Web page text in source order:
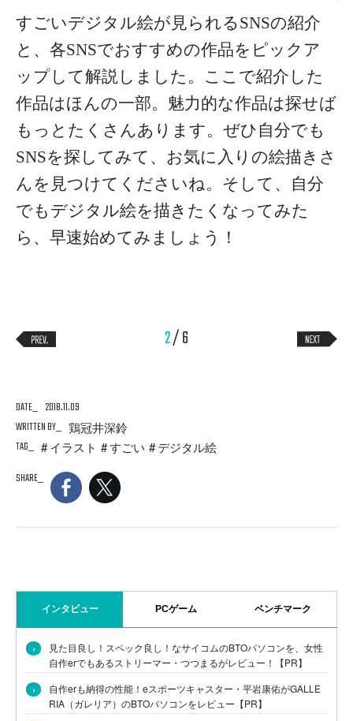
すごいデジタル絵が見られるSNSの紹介
と、各SNSでおすすめの作品をピックア
ップして解説しました。 ここで紹介した
作品はほんの一部。魅力的な作品は探せば
もっとたくさんあります。ぜひ自分でも
SNSを探してみて、お気に入りの絵描きさ
んを見つけてくださいね。 そして、自分
でもデジタル絵を描きたくなってみた
ら、早速始めてみましょう！
2/ 6
DATE
2018.11.09
WRITTEN BY
鶏冠井深鈴
TAG
イラスト すごい
デジタル絵
SHARE
インタビュー PCゲーム ベンチマーク
›
見た目良し！スペック良し！なサイコムのBTOパソコンを、女性
自作erでもあるストリーマー・つつまるがレビュー！【PR】
›
自作erも納得の性能！eスポーツキャスター・平岩康佑がGALLE
RIA（ガレリア）のBTOパソコンをレビュー【PR】